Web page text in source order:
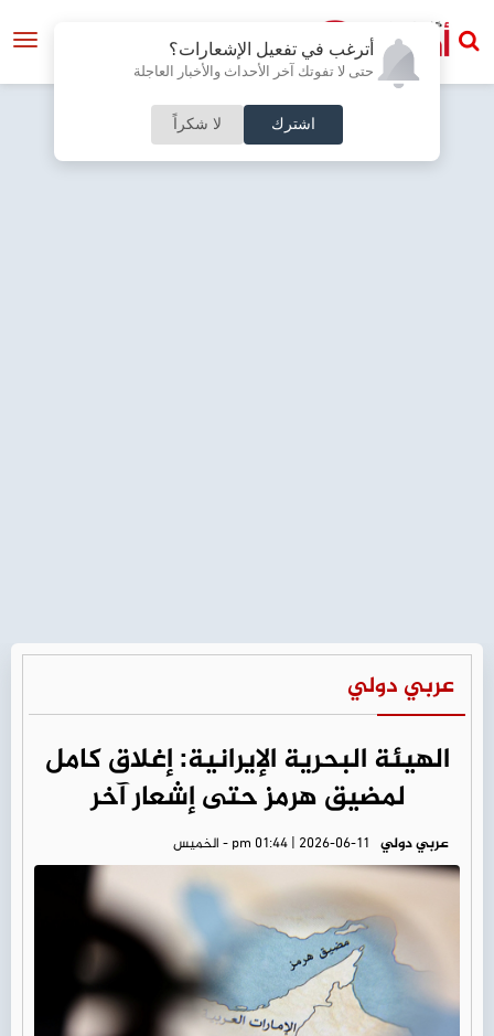
أترغب في تفعيل الإشعارات؟
حتى لا تفوتك آخر الأحداث والأخبار العاجلة
اشترك لا شكراً
عربي دولي
الهيئة البحرية الإيرانية: إغلاق كامل
لمضيق هرمز حتى إشعار آخر
عربي دولي pm 01:44 | 2026-06-11 - الخميس